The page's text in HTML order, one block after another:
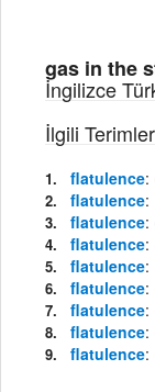
gas in the
İngilizce
İlgili Terimler
flatulence
flatulence
flatulence
flatulence
flatulence
flatulence
flatulence
flatulence
flatulence